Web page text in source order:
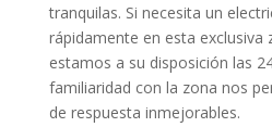
tranquilas. Si necesita un
rápidamente en esta exclusiva
estamos a su disposición las
familiaridad con la zona nos
de respuesta inmejorables.